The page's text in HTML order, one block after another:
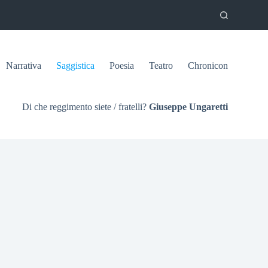
Narrativa Saggistica Poesia Teatro Chronicon
Di che reggimento siete / fratelli? Giuseppe Ungaretti